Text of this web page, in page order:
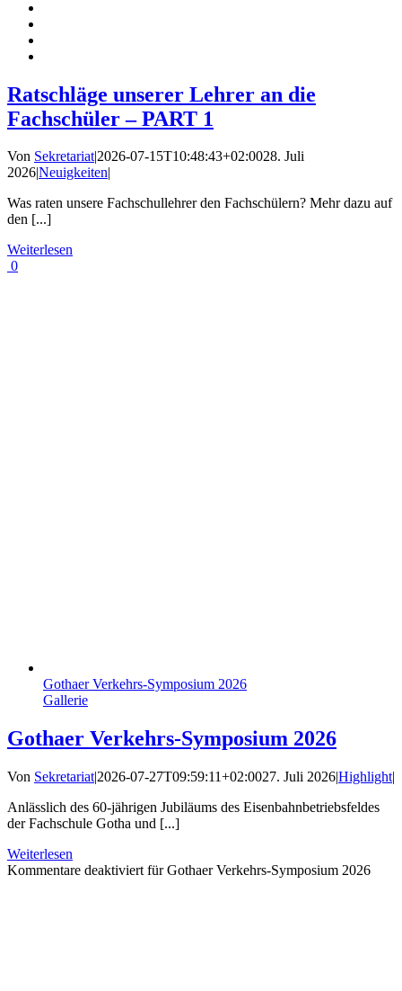
Ratschläge unserer Lehrer an die
Fachschüler – PART 1
Von Sekretariat|2026-07-15T10:48:43+02:0028. Juli
2026|Neuigkeiten|
Was raten unsere Fachschullehrer den Fachschülern? Mehr dazu auf
den [...]
Weiterlesen
0
Gothaer Verkehrs-Symposium 2026
Gallerie
Gothaer Verkehrs-Symposium 2026
Von Sekretariat|2026-07-27T09:59:11+02:0027. Juli 2026|Highlight|
Anlässlich des 60-jährigen Jubiläums des Eisenbahnbetriebsfeldes
der Fachschule Gotha und [...]
Weiterlesen
Kommentare deaktiviert für Gothaer Verkehrs-Symposium 2026